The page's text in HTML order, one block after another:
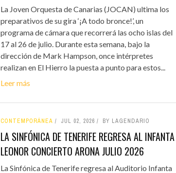
La Joven Orquesta de Canarias (JOCAN) ultima los
preparativos de su gira ‘¡A todo bronce!’, un
programa de cámara que recorrerá las ocho islas del
17 al 26 de julio. Durante esta semana, bajo la
dirección de Mark Hampson, once intérpretes
realizan en El Hierro la puesta a punto para estos...
Leer más
CONTEMPORÁNEA JUL 02, 2026 BY LAGENDARIO
LA SINFÓNICA DE TENERIFE REGRESA AL INFANTA
LEONOR CONCIERTO ARONA JULIO 2026
La Sinfónica de Tenerife regresa al Auditorio Infanta